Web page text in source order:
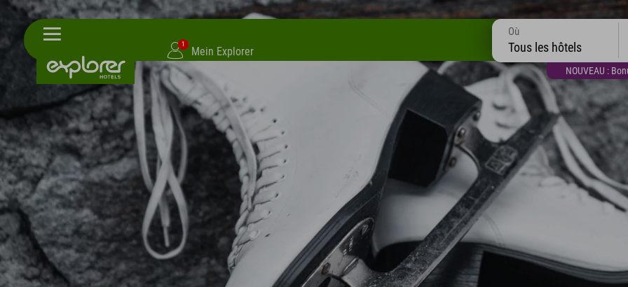
1
Mein Explorer
NOUVEAU :
Où
Tous les hôtels